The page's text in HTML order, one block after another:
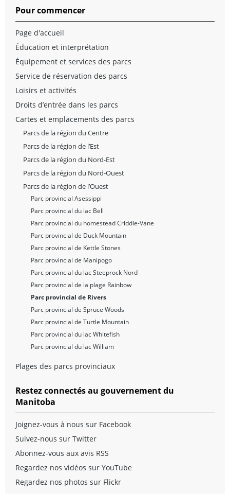
Pour commencer
Page d'accueil
Éducation et interprétation
Équipement et services des parcs
Service de réservation des parcs
Loisirs et activités
Droits d’entrée dans les parcs
Cartes et emplacements des parcs
Parcs de la région du Centre
Parcs de la région de l’Est
Parcs de la région du Nord-Est
Parcs de la région du Nord-Ouest
Parcs de la région de l’Ouest
Parc provincial Asessippi
Parc provincial du lac Bell
Parc provincial du homestead Criddle-Vane
Parc provincial de Duck Mountain
Parc provincial de Kettle Stones
Parc provincial de Manipogo
Parc provincial du lac Steeprock Nord
Parc provincial de la plage Rainbow
Parc provincial de Rivers
Parc provincial de Spruce Woods
Parc provincial de Turtle Mountain
Parc provincial du lac Whitefish
Parc provincial du lac William
Plages des parcs provinciaux
Restez connectés au gouvernement du
Manitoba
Joignez-vous à nous sur Facebook
Suivez-nous sur Twitter
Abonnez-vous aux avis RSS
Regardez nos vidéos sur YouTube
Regardez nos photos sur Flickr